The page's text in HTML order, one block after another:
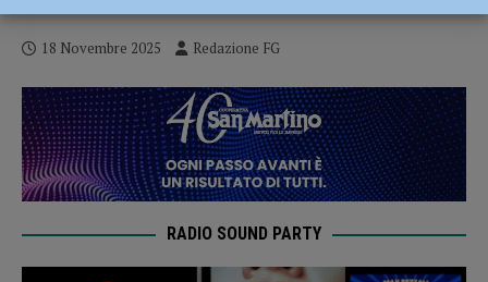
18 Novembre 2025 Redazione FG
RADIO SOUND PARTY